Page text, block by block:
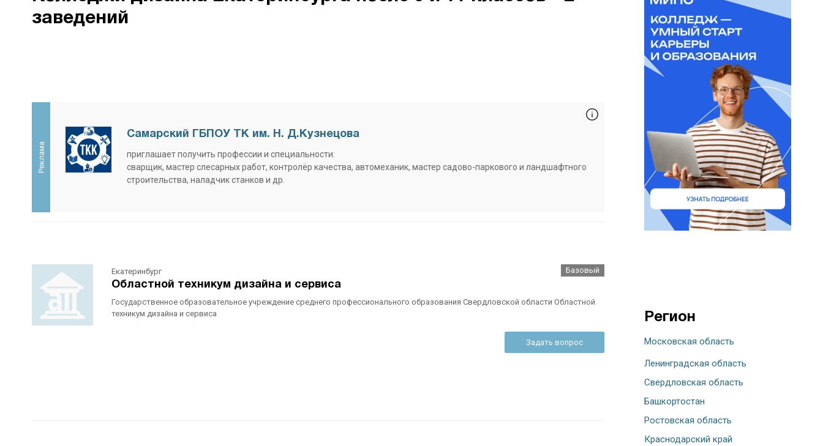
заведений
Реклама
Самарский ГБПОУ ТК им. Н. Д.Кузнецова
приглашает получить профессии и специальности:
сварщик, мастер слесарных работ, контролёр качества, автомеханик, мастер садово-паркового и ландшафтного
строительства, наладчик станков и др.
Екатеринбург Базовый
Областной техникум дизайна и сервиса
Государственное образовательное учреждение среднего профессионального образования Свердловской области Областной
техникум дизайна и сервиса
Задать вопрос
Регион
Московская область
Ленинградская область
Свердловская область
Башкортостан
Ростовская область
Краснодарский край